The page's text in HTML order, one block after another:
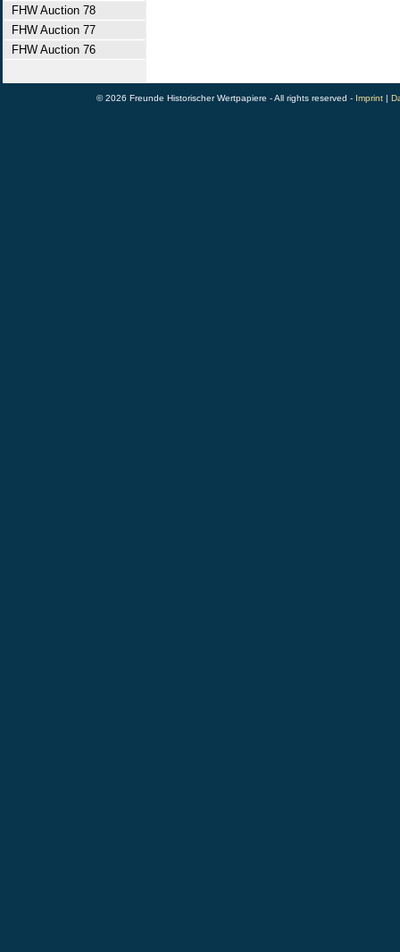
FHW Auction 78
FHW Auction 77
FHW Auction 76
© 2026 Freunde Historischer Wertpapiere - All rights reserved - Imprint |